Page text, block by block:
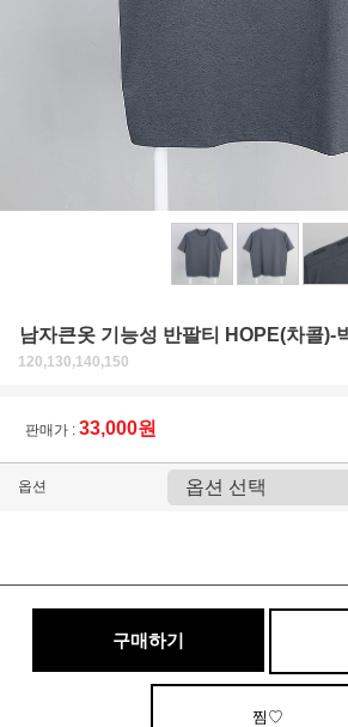
남자큰옷 기능성 반팔티 HOPE(차콜)-
120,130,140,150
판매가 : 33,000원
옵션
구매하기
찜♡